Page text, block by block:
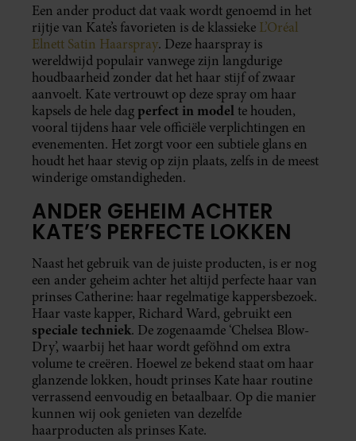
Een ander product dat vaak wordt genoemd in het
rijtje van Kate’s favorieten is de klassieke L’Oréal
Elnett Satin Haarspray. Deze haarspray is
wereldwijd populair vanwege zijn langdurige
houdbaarheid zonder dat het haar stijf of zwaar
aanvoelt. Kate vertrouwt op deze spray om haar
kapsels de hele dag perfect in model te houden,
vooral tijdens haar vele officiële verplichtingen en
evenementen. Het zorgt voor een subtiele glans en
houdt het haar stevig op zijn plaats, zelfs in de meest
winderige omstandigheden.
ANDER GEHEIM ACHTER
KATE’S PERFECTE LOKKEN
Naast het gebruik van de juiste producten, is er nog
een ander geheim achter het altijd perfecte haar van
prinses Catherine: haar regelmatige kappersbezoek.
Haar vaste kapper, Richard Ward, gebruikt een
speciale techniek. De zogenaamde ‘Chelsea Blow-
Dry’, waarbij het haar wordt geföhnd om extra
volume te creëren. Hoewel ze bekend staat om haar
glanzende lokken, houdt prinses Kate haar routine
verrassend eenvoudig en betaalbaar. Op die manier
kunnen wij ook genieten van dezelfde
haarproducten als prinses Kate.